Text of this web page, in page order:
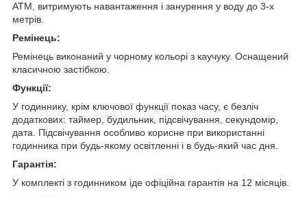
АТМ, витримують навантаження і занурення у воду до 3-х
метрів.
Ремінець:
Ремінець виконаний у чорному кольорі з каучуку. Оснащений
класичною застібкою.
Функції:
У годиннику, крім ключової функції показ часу, є безліч
додаткових: таймер, будильник, підсвічування, секундомір,
дата. Підсвічування особливо корисне при використанні
годинника при будь-якому освітленні і в будь-який час дня.
Гарантія:
У комплекті з годинником іде офіційна гарантія на 12 місяців.